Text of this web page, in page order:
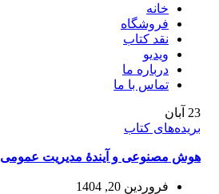
خانه
فروشگاه
نقد کتاب
ویدیو
درباره‌ ما
تماس با ما
23 آبان
بریده‌های کتاب
هوش مصنوعی و آیندۀ مدیریت عمومی
فروردین 20, 1404